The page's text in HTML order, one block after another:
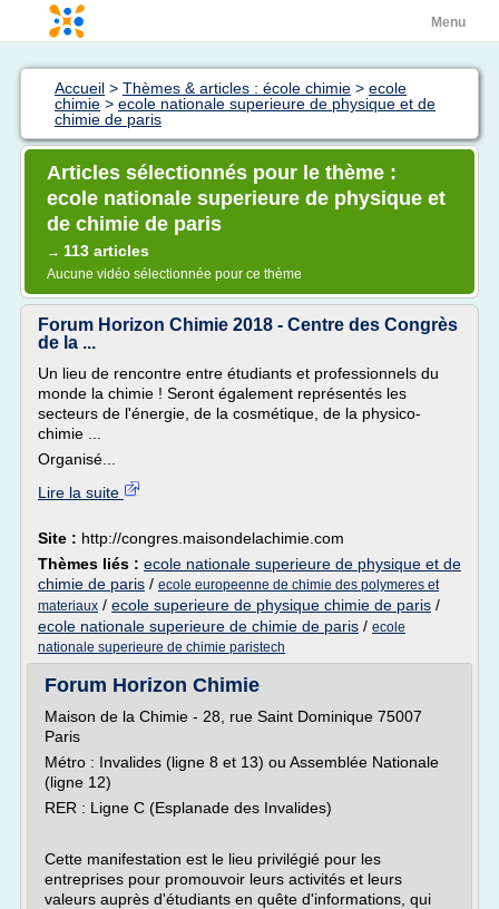
Menu
Accueil > Thèmes & articles : école chimie > ecole
chimie > ecole nationale superieure de physique et de
chimie de paris
Articles sélectionnés pour le thème :
ecole nationale superieure de physique et
de chimie de paris
→ 113 articles
Aucune vidéo sélectionnée pour ce thème
Forum Horizon Chimie 2018 - Centre des Congrès
de la ...
Un lieu de rencontre entre étudiants et professionnels du
monde la chimie ! Seront également représentés les
secteurs de l'énergie, de la cosmétique, de la physico-
chimie ...
Organisé...
Lire la suite
Site : http://congres.maisondelachimie.com
Thèmes liés : ecole nationale superieure de physique et de
chimie de paris / ecole europeenne de chimie des polymeres et
materiaux / ecole superieure de physique chimie de paris /
ecole nationale superieure de chimie de paris / ecole
nationale superieure de chimie paristech
Forum Horizon Chimie
Maison de la Chimie - 28, rue Saint Dominique 75007
Paris
Métro : Invalides (ligne 8 et 13) ou Assemblée Nationale
(ligne 12)
RER : Ligne C (Esplanade des Invalides)
Cette manifestation est le lieu privilégié pour les
entreprises pour promouvoir leurs activités et leurs
valeurs auprès d'étudiants en quête d'informations, qui